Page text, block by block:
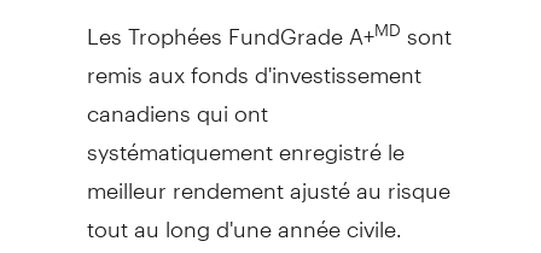
Les Trophées FundGrade A+MD sont
remis aux fonds d'investissement
canadiens qui ont
systématiquement enregistré le
meilleur rendement ajusté au risque
tout au long d'une année civile.